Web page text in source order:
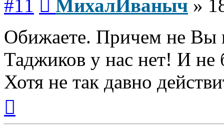
#11 МихалИваныч »
Обижаете. Причем не Вы
Таджиков у нас нет! И не
Хотя не так давно
началу